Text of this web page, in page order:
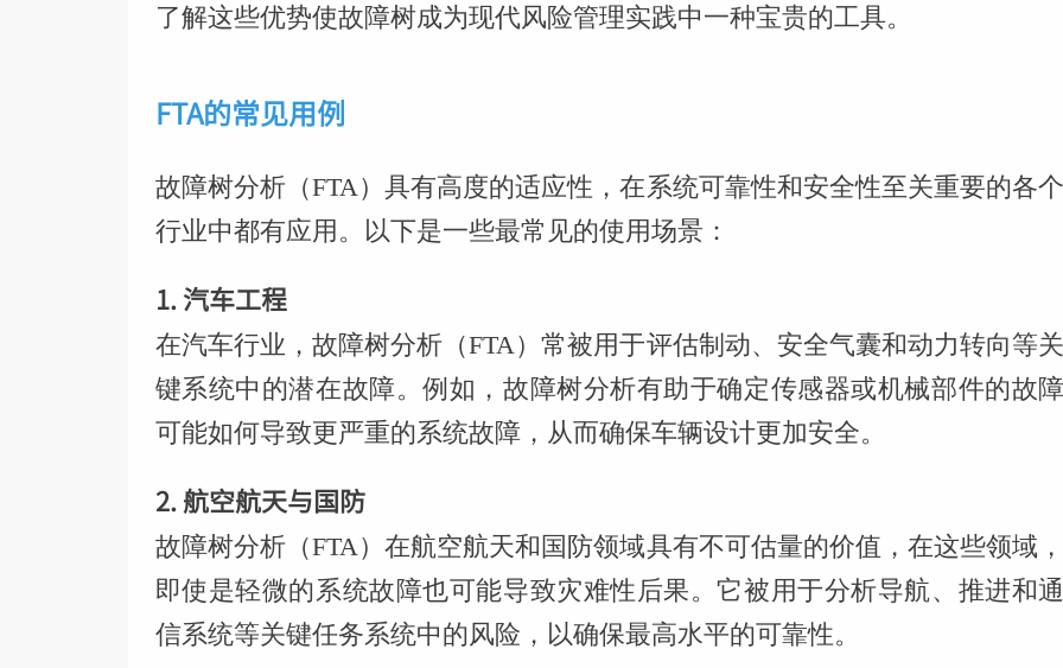
了解这些优势使故障树成为现代风险管理实践中一种宝贵的工具。
FTA的常见用例
故障树分析（FTA）具有高度的适应性，在系统可靠性和安全性至关重要的各个
行业中都有应用。以下是一些最常见的使用场景：
1. 汽车工程
在汽车行业，故障树分析（FTA）常被用于评估制动、安全气囊和动力转向等关
键系统中的潜在故障。例如，故障树分析有助于确定传感器或机械部件的故障
可能如何导致更严重的系统故障，从而确保车辆设计更加安全。
2. 航空航天与国防
故障树分析（FTA）在航空航天和国防领域具有不可估量的价值，在这些领域，
即使是轻微的系统故障也可能导致灾难性后果。它被用于分析导航、推进和通
信系统等关键任务系统中的风险，以确保最高水平的可靠性。